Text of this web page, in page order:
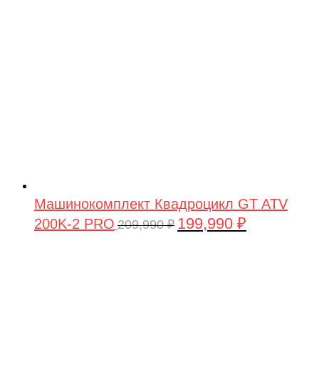
Машинокомплект Квадроцикл GT ATV
200K-2 PRO 209,990₽ Первоначальная
199,990 ₽